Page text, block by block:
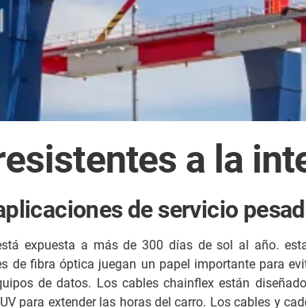
a la
de servicio
expuesta a más de 300 días de sol al año.
de fibra óptica juegan un papel importante para
de datos. Los cables chainflex están
para extender las horas del carro. Los cables y